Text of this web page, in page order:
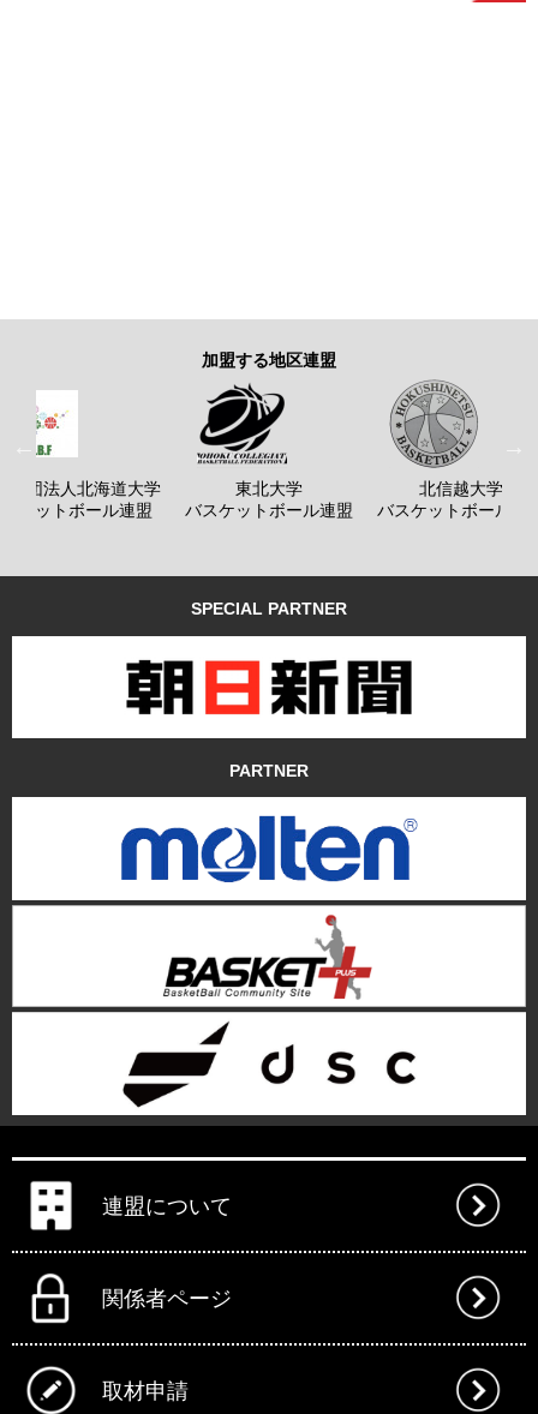
加盟する地区連盟
社団法人北海道大学
ケットボール連盟
東北大学
バスケットボール連盟
北信越大学
バスケットボール連
SPECIAL PARTNER
PARTNER
連盟について
関係者ページ
取材申請